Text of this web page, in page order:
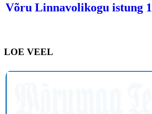
Võru Linnavolikogu istung
LOE VEEL